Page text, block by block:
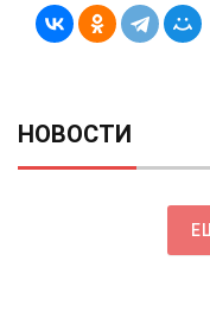
НОВОСТИ